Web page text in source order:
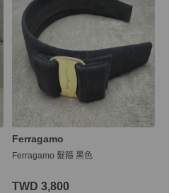
Ferragamo
Ferragamo 髮箍 黑色
TWD 3,800